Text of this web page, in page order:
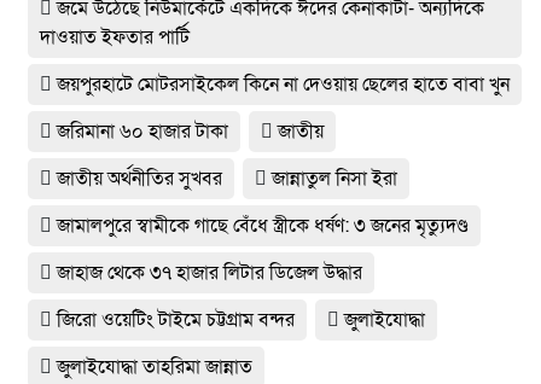
জমে উঠেছে নিউমার্কেটে একদিকে ঈদের কেনাকাটা- অন্যদিকে
দাওয়াত ইফতার পার্টি
জয়পুরহাটে মোটরসাইকেল কিনে না দেওয়ায় ছেলের হাতে বাবা খুন
জরিমানা ৬০ হাজার টাকা
জাতীয়
জাতীয় অর্থনীতির সুখবর
জান্নাতুল নিসা ইরা
জামালপুরে স্বামীকে গাছে বেঁধে স্ত্রীকে ধর্ষণ: ৩ জনের মৃত্যুদণ্ড
জাহাজ থেকে ৩৭ হাজার লিটার ডিজেল উদ্ধার
জিরো ওয়েটিং টাইমে চট্টগ্রাম বন্দর
জুলাইযোদ্ধা
জুলাইযোদ্ধা তাহরিমা জান্নাত